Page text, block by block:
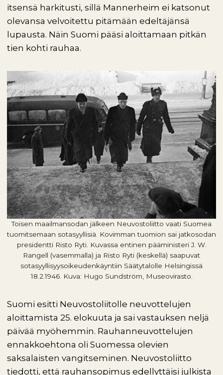
itsensä harkitusti, sillä Mannerheim ei katsonut
olevansa velvoitettu pitämään edeltäjänsä
lupausta. Näin Suomi pääsi aloittamaan pitkän
tien kohti rauhaa.
Toisen maailmansodan jälkeen Neuvostoliitto vaati Suomea
tuomitsemaan sotasyyllisiä. Kovimman tuomion sai jatkosodan
presidentti Risto Ryti. Kuvassa entinen pääministeri J. W.
Rangell (vasemmalla) ja Risto Ryti (keskellä) saapuvat
sotasyyllisyysoikeudenkäyntiin Säätytalolle Helsingissä
18.2.1946. Kuva: Hugo Sundström, Museovirasto.
Suomi esitti Neuvostoliitolle neuvottelujen
aloittamista 25. elokuuta ja sai vastauksen neljä
päivää myöhemmin. Rauhanneuvottelujen
ennakkoehtona oli Suomessa olevien
saksalaisten vangitseminen. Neuvostoliitto
tiedotti, että rauhansopimus edellyttäisi julkista